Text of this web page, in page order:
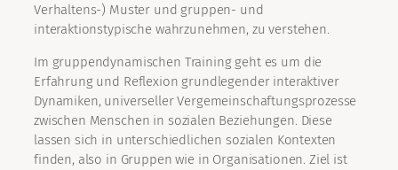
Verhaltens-) Muster und gruppen- und
interaktionstypische wahrzunehmen, zu verstehen.
Im gruppendynamischen Training geht es um die
Erfahrung und Reflexion grundlegender interaktiver
Dynamiken, universeller Vergemeinschaftungsprozesse
zwischen Menschen in sozialen Beziehungen. Diese
lassen sich in unterschiedlichen sozialen Kontexten
finden, also in Gruppen wie in Organisationen. Ziel ist